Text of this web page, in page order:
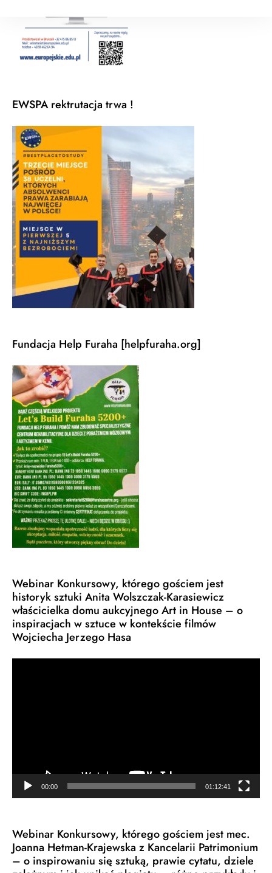
EWSPA rektrutacja trwa !
Fundacja Help Furaha [helpfuraha.org]
Webinar Konkursowy, którego gościem jest
historyk sztuki Anita Wolszczak-Karasiewicz
właścicielka domu aukcyjnego Art in House – o
inspiracjach w sztuce w kontekście filmów
Wojciecha Jerzego Hasa
00:00 01:12:41
Webinar Konkursowy, którego gościem jest mec.
Joanna Hetman-Krajewska z Kancelarii Patrimonium
– o inspirowaniu się sztuką, prawie cytatu, dziele